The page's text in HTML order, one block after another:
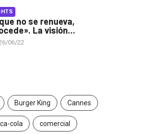
no se renueva,
La visión...
06/22
Burger King Cannes
cola comercial